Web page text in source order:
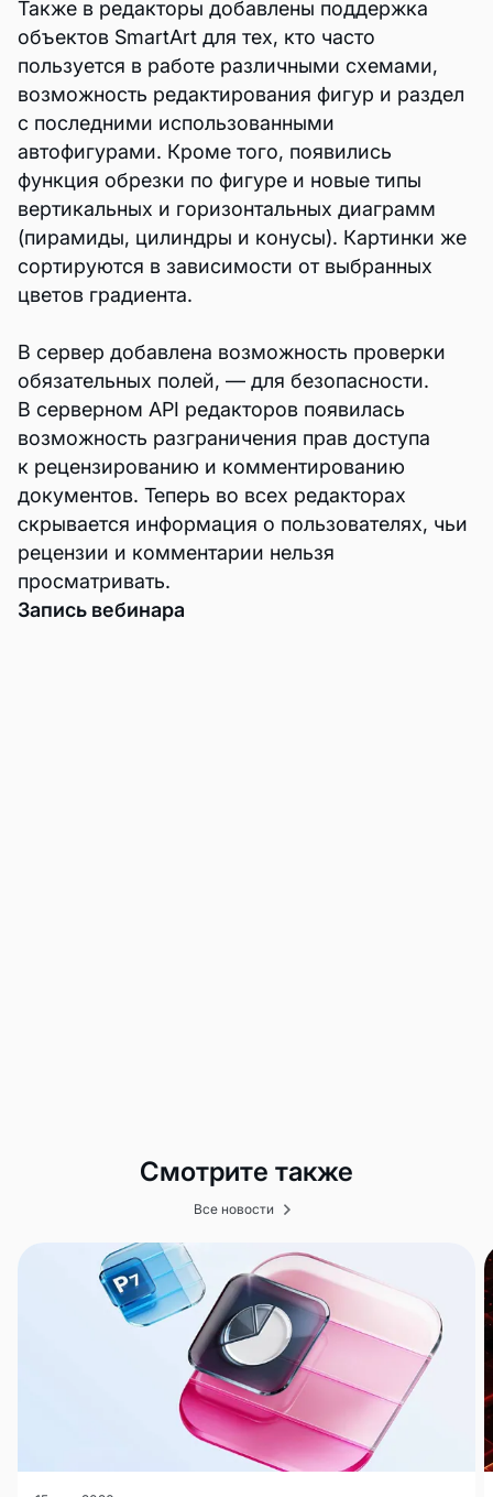
Также в редакторы добавлены поддержка
объектов SmartArt для тех, кто часто
пользуется в работе различными схемами,
возможность редактирования фигур и раздел
с последними использованными
автофигурами. Кроме того, появились
функция обрезки по фигуре и новые типы
вертикальных и горизонтальных диаграмм
(пирамиды, цилиндры и конусы). Картинки же
сортируются в зависимости от выбранных
цветов градиента.
В сервер добавлена возможность проверки
обязательных полей, — для безопасности.
В серверном API редакторов появилась
возможность разграничения прав доступа
к рецензированию и комментированию
документов. Теперь во всех редакторах
скрывается информация о пользователях, чьи
рецензии и комментарии нельзя
просматривать.
Запись вебинара
Смотрите также
Все новости